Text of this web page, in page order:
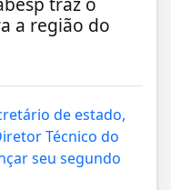
a região do